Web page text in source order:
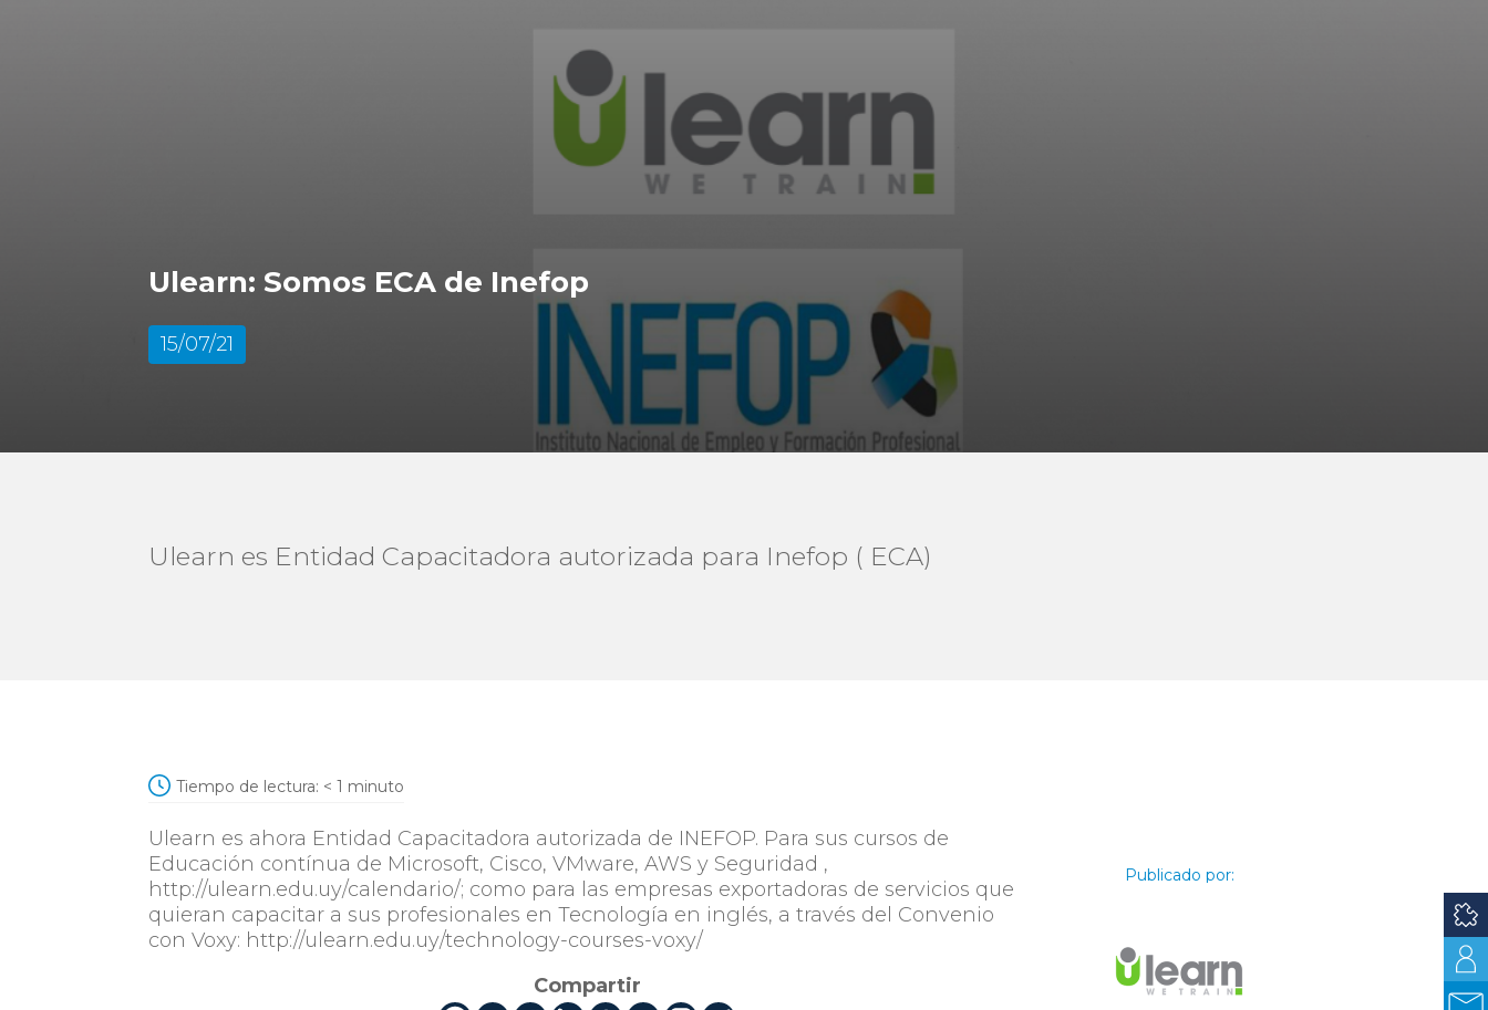
Ulearn: Somos ECA de Inefop
15/07/21
Ulearn es Entidad Capacitadora autorizada para Inefop ( ECA)
Tiempo de lectura: < 1 minuto
Ulearn es ahora Entidad Capacitadora autorizada de INEFOP. Para sus cursos de
Educación contínua de Microsoft, Cisco, VMware, AWS y Seguridad ,
http://ulearn.edu.uy/calendario/; como para las empresas exportadoras de servicios que
quieran capacitar a sus profesionales en Tecnología en inglés, a través del Convenio
con Voxy: http://ulearn.edu.uy/technology-courses-voxy/
Compartir
Publicado por: